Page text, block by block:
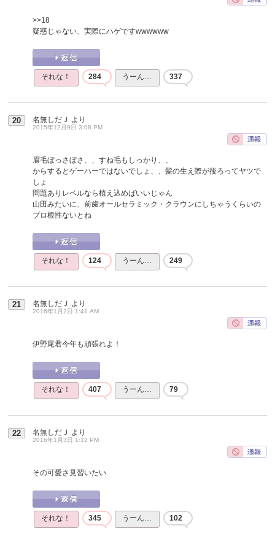
>>18
疑惑じゃない、実際にハゲですwwwwww
それな！ 284 うーん… 337
20 名無しだＪ より
2015年12月9日 3:08 PM
眉毛ぼっさぼさ、、すね毛もしっかり、、
からするとゲーハーではないでしょ、、髪の生え際が後ろってヤツで
しょ
問題ありレベルなら植え込めばいいじゃん
山田みたいに、前歯オールセラミック・クラウンにしちゃうくらいの
プロ根性ないとね
それな！ 124 うーん… 249
21 名無しだＪ より
2016年1月2日 1:41 AM
伊野尾君今年も頑張れよ！
それな！ 407 うーん… 79
22 名無しだＪ より
2016年1月3日 1:12 PM
その可愛さ見習いたい
それな！ 345 うーん… 102